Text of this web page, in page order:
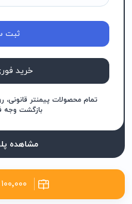
ثبت
خرید
تمام محصولات پیمنتر قانونی،
بازگشت وجه
مشاهده
۱۰۰٬۰۰۰ تومان تخفیف